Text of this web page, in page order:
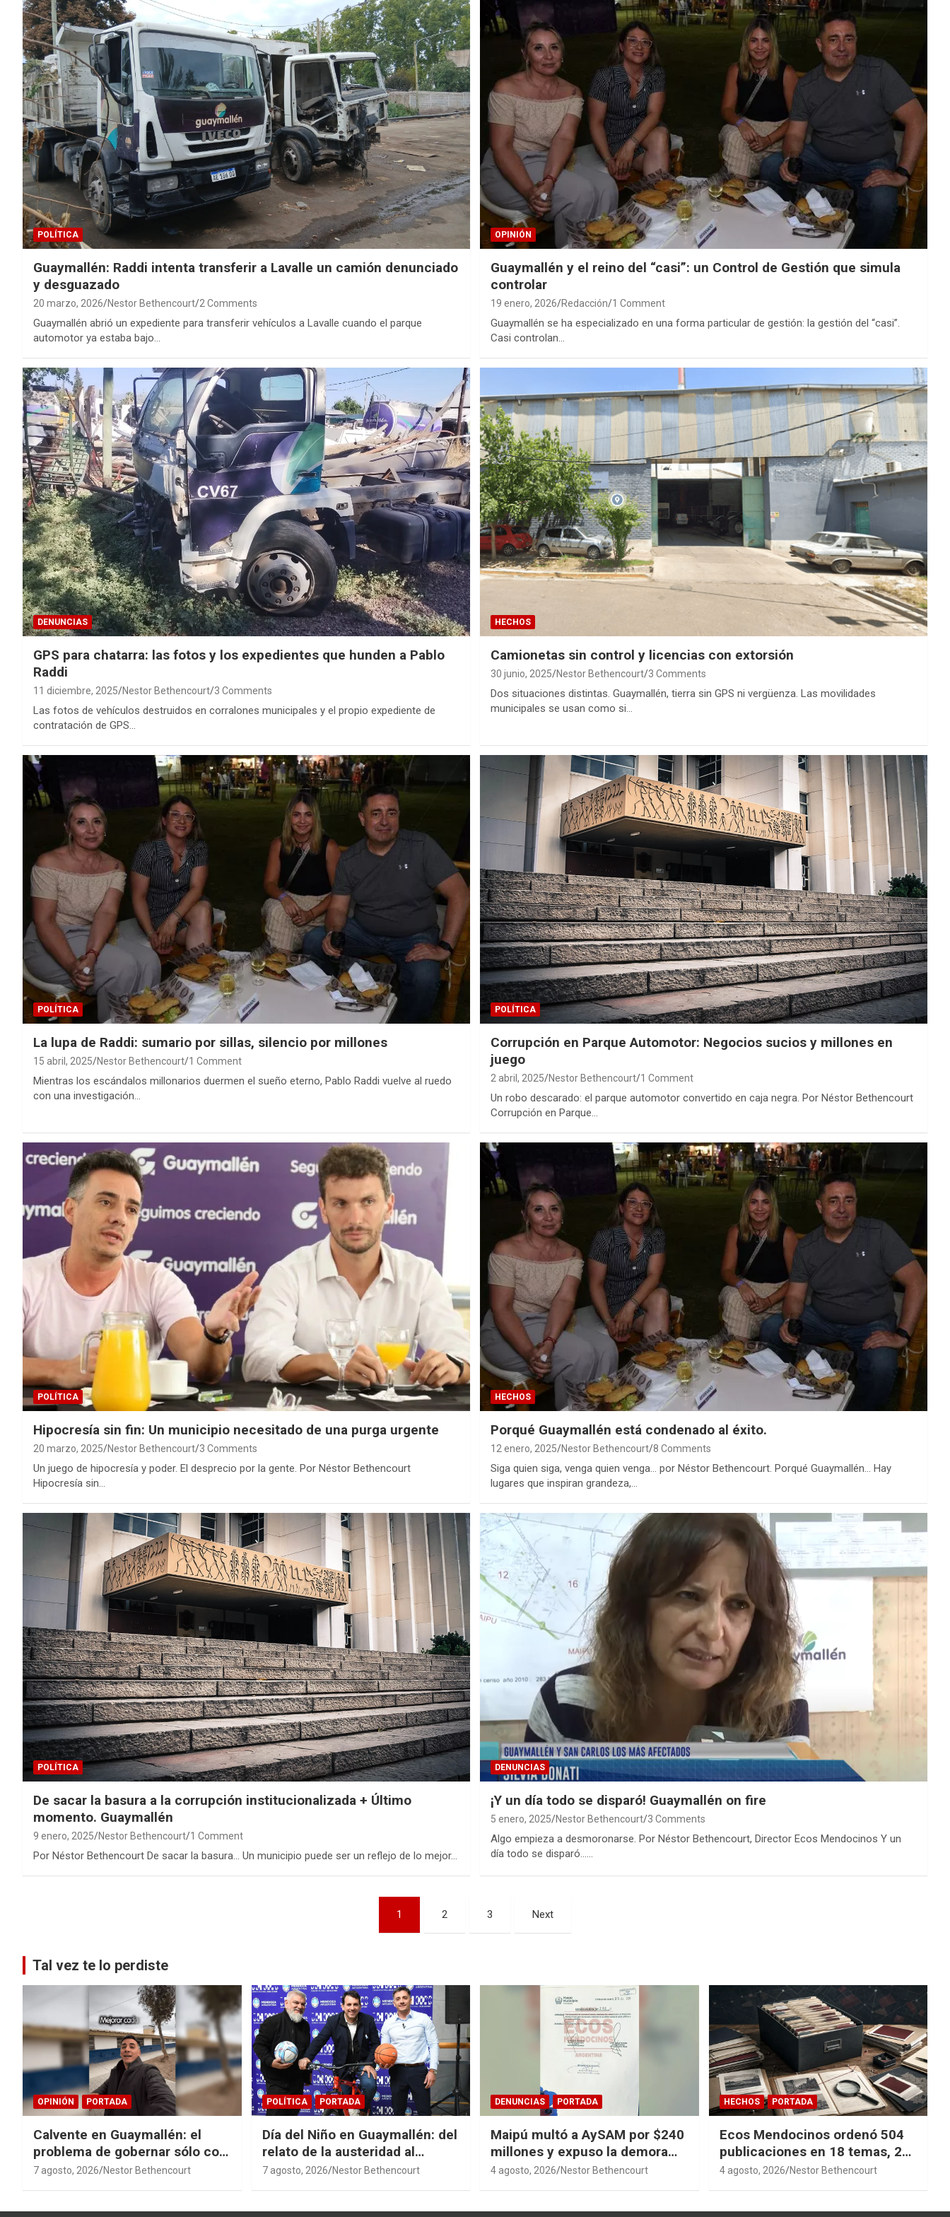
POLÍTICA
Guaymallén: Raddi intenta transferir a Lavalle un camión denunciado
y desguazado
20 marzo, 2026 Nestor Bethencourt 2 Comments
Guaymallén abrió un expediente para transferir vehículos a Lavalle cuando el parque
automotor ya estaba bajo…
OPINIÓN
Guaymallén y el reino del “casi”: un Control de Gestión que simula
controlar
19 enero, 2026 Redacción 1 Comment
Guaymallén se ha especializado en una forma particular de gestión: la gestión del “casi”.
Casi controlan…
DENUNCIAS
GPS para chatarra: las fotos y los expedientes que hunden a Pablo
Raddi
11 diciembre, 2025 Nestor Bethencourt 3 Comments
Las fotos de vehículos destruidos en corralones municipales y el propio expediente de
contratación de GPS…
HECHOS
Camionetas sin control y licencias con extorsión
30 junio, 2025 Nestor Bethencourt 3 Comments
Dos situaciones distintas. Guaymallén, tierra sin GPS ni vergüenza. Las movilidades
municipales se usan como si…
POLÍTICA
La lupa de Raddi: sumario por sillas, silencio por millones
15 abril, 2025 Nestor Bethencourt 1 Comment
Mientras los escándalos millonarios duermen el sueño eterno, Pablo Raddi vuelve al ruedo
con una investigación…
POLÍTICA
Corrupción en Parque Automotor: Negocios sucios y millones en
juego
2 abril, 2025 Nestor Bethencourt 1 Comment
Un robo descarado: el parque automotor convertido en caja negra. Por Néstor Bethencourt
Corrupción en Parque…
POLÍTICA
Hipocresía sin fin: Un municipio necesitado de una purga urgente
20 marzo, 2025 Nestor Bethencourt 3 Comments
Un juego de hipocresía y poder. El desprecio por la gente. Por Néstor Bethencourt
Hipocresía sin…
HECHOS
Porqué Guaymallén está condenado al éxito.
12 enero, 2025 Nestor Bethencourt 8 Comments
Siga quien siga, venga quien venga… por Néstor Bethencourt. Porqué Guaymallén… Hay
lugares que inspiran grandeza,…
POLÍTICA
De sacar la basura a la corrupción institucionalizada + Último
momento. Guaymallén
9 enero, 2025 Nestor Bethencourt 1 Comment
Por Néstor Bethencourt De sacar la basura… Un municipio puede ser un reflejo de lo mejor…
DENUNCIAS
¡Y un día todo se disparó! Guaymallén on fire
5 enero, 2025 Nestor Bethencourt 3 Comments
Algo empieza a desmoronarse. Por Néstor Bethencourt, Director Ecos Mendocinos Y un
día todo se disparó……
entradas
1 2 3 Next
Tal vez te lo perdiste
OPINIÓN PORTADA
Calvente en Guaymallén: el
problema de gobernar sólo con
buenas noticias
7 agosto, 2026 Nestor Bethencourt
POLÍTICA PORTADA
Día del Niño en Guaymallén: del
relato de la austeridad al
derroche de $74 millones
7 agosto, 2026 Nestor Bethencourt
DENUNCIAS PORTADA
Maipú multó a AySAM por $240
millones y expuso la demora
cloacal en Guaymallén
4 agosto, 2026 Nestor Bethencourt
HECHOS PORTADA
Ecos Mendocinos ordenó 504
publicaciones en 18 temas, 27
sagas y 14 índices para
4 agosto, 2026 Nestor Bethencourt